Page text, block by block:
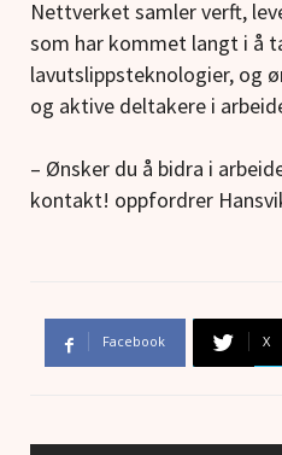
Nettverket samler verft,
som har kommet langt i å
lavutslippsteknologier, og
og aktive deltakere i
– Ønsker du å bidra i
kontakt! oppfordrer
Facebook X